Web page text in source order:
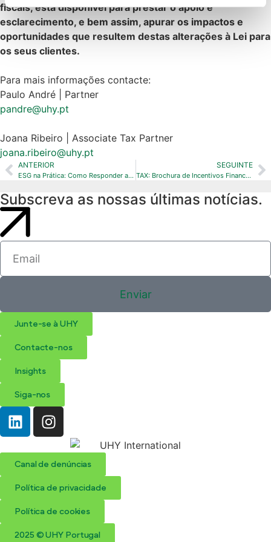
Política de Cookies · Política de Privacidade
de Privacidade Google
fiscais, está disponível para prestar o apoio e
esclarecimento, e bem assim, apurar os impactos e
oportunidades que resultem destas alterações à Lei para
os seus clientes.
Para mais informações contacte:
Paulo André | Partner
pandre@uhy.pt
Joana Ribeiro | Associate Tax Partner
joana.ribeiro@uhy.pt
ANTERIOR
ESG na Prática: Como Responder a Exigências de Mercado
SEGUINTE
TAX: Brochura de Incentivos Financeiros
Subscreva as nossas últimas notícias.
Enviar
Junte-se à UHY
Contacte-nos
Insights
Siga-nos
Canal de denúncias
Política de privacidade
Política de cookies
2025 © UHY Portugal